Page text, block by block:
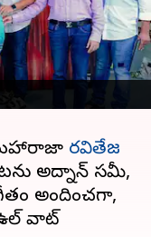
ఈరోజు
రవితేజ
అద్నాన్ సమీ,
అందించగా,
వాట్